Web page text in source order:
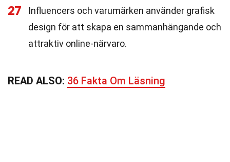
27
Influencers och varumärken använder grafisk
design för att skapa en sammanhängande och
attraktiv online-närvaro.
READ ALSO: 36 Fakta Om Läsning